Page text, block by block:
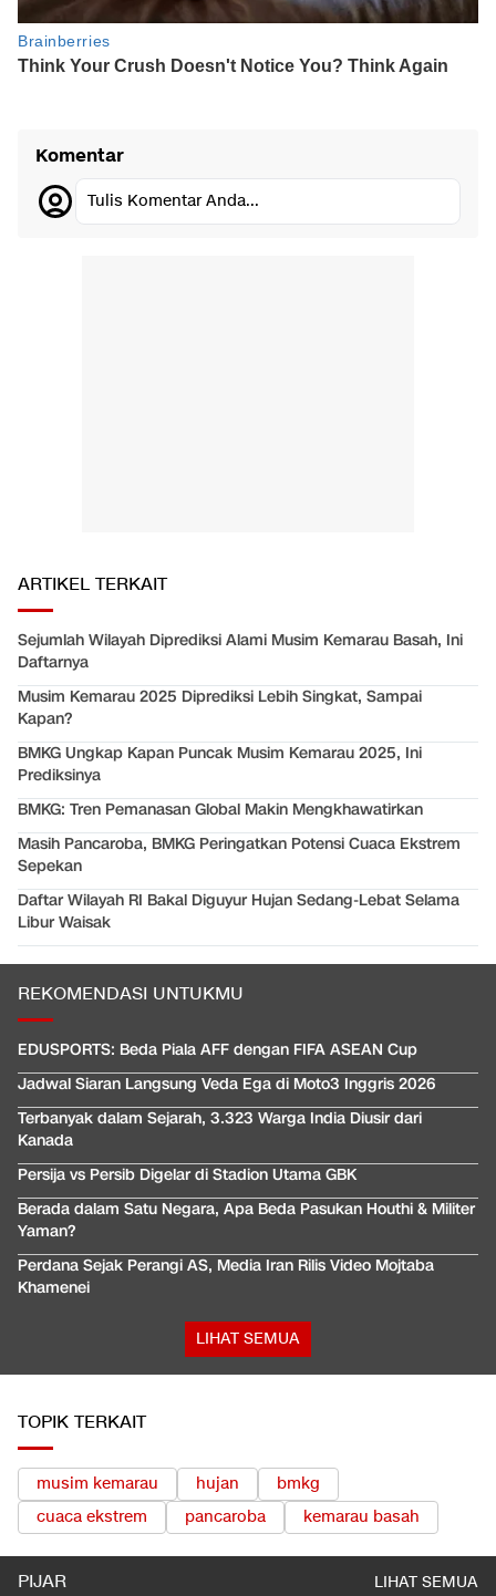
Komentar
Tulis Komentar Anda...
ARTIKEL TERKAIT
Sejumlah Wilayah Diprediksi Alami Musim Kemarau Basah, Ini
Daftarnya
Musim Kemarau 2025 Diprediksi Lebih Singkat, Sampai
Kapan?
BMKG Ungkap Kapan Puncak Musim Kemarau 2025, Ini
Prediksinya
BMKG: Tren Pemanasan Global Makin Mengkhawatirkan
Masih Pancaroba, BMKG Peringatkan Potensi Cuaca Ekstrem
Sepekan
Daftar Wilayah RI Bakal Diguyur Hujan Sedang-Lebat Selama
Libur Waisak
REKOMENDASI UNTUKMU
EDUSPORTS: Beda Piala AFF dengan FIFA ASEAN Cup
Jadwal Siaran Langsung Veda Ega di Moto3 Inggris 2026
Terbanyak dalam Sejarah, 3.323 Warga India Diusir dari
Kanada
Persija vs Persib Digelar di Stadion Utama GBK
Berada dalam Satu Negara, Apa Beda Pasukan Houthi & Militer
Yaman?
Perdana Sejak Perangi AS, Media Iran Rilis Video Mojtaba
Khamenei
LIHAT SEMUA
TOPIK TERKAIT
musim kemarau hujan
bmkg
cuaca ekstrem
pancaroba kemarau basah
PIJAR LIHAT SEMUA